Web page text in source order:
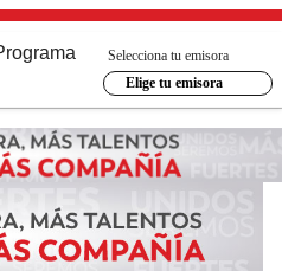
Selecciona tu emisora
Elige tu emisora